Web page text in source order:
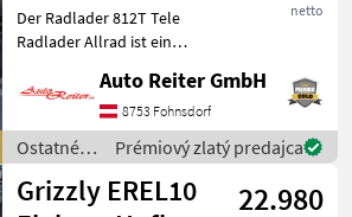
Garantie
netto
Der Radlader 812T Tele
Radlader Allrad ist ein
Bau, auf dem Hof, bei
Garten- oder
Landschaftsarbeiten. Durch
seine gute Verarbeitung
und
Auto Reiter GmbH
8753 Fohnsdorf
Ostatné
poľnohospodárske
silové
Prémiový zlatý predajca
Grizzly EREL10
22.980